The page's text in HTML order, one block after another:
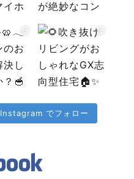
Instagram でフォロー